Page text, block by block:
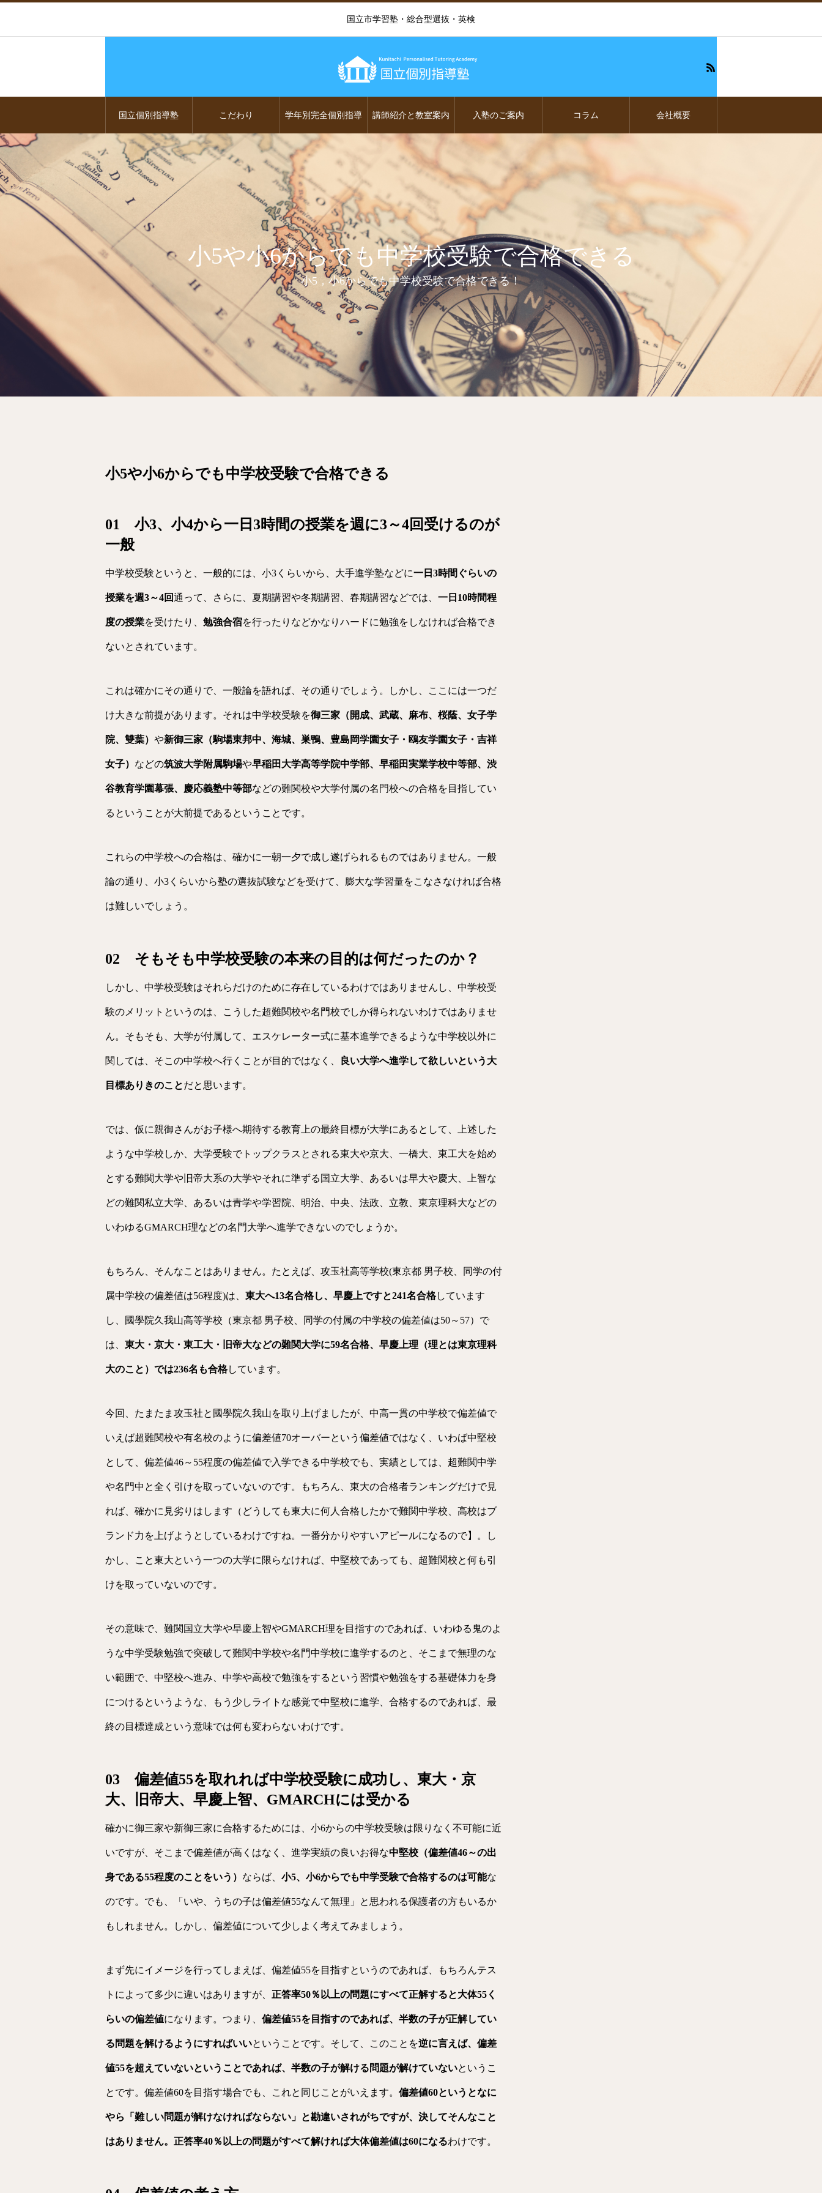
国立市学習塾・総合型選抜・英検
国立個別指導塾 こだわり 学年別完全個別指導 講師紹介と教室案内 入塾のご案内 コラム 会社概要
小5や小6からでも中学校受験で合格できる
小5，小6からでも中学校受験で合格できる！
小5や小6からでも中学校受験で合格できる
01 小3、小4から一日3時間の授業を週に3～4回受けるのが
一般
中学校受験というと、一般的には、小3くらいから、大手進学塾などに一日3時間ぐらいの
授業を週3～4回通って、さらに、夏期講習や冬期講習、春期講習などでは、 一日10時間程
度の授業を受けたり、 勉強合宿を行ったりなどかなりハードに勉強をしなければ合格でき
ないとされています。
これは確かにその通りで、一般論を語れば、その通りでしょう。しかし、ここには一つだ
け大きな前提があります。それは中学校受験を御三家（開成、武蔵、麻布、桜蔭、女子学
院、雙葉） や新御三家（駒場東邦中、海城、巣鴨、豊島岡学園女子・鴎友学園女子・吉祥
女子） などの筑波大学附属駒場や早稲田大学高等学院中学部、早稲田実業学校中等部、渋
谷教育学園幕張、慶応義塾中等部などの難関校や大学付属の名門校への合格を目指してい
るということが大前提であるということです。
これらの中学校への合格は、確かに一朝一夕で成し遂げられるものではありません。一般
論の通り、小3くらいから塾の選抜試験などを受けて、膨大な学習量をこなさなければ合格
は難しいでしょう。
02 そもそも中学校受験の本来の目的は何だったのか？
しかし、中学校受験はそれらだけのために存在しているわけではありませんし、中学校受
験のメリットというのは、こうした超難関校や名門校でしか得られないわけではありませ
ん。そもそも、大学が付属して、エスケレーター式に基本進学できるような中学校以外に
関しては、そこの中学校へ行くことが目的ではなく、 良い大学へ進学して欲しいという大
目標ありきのことだと思います。
では、仮に親御さんがお子様へ期待する教育上の最終目標が大学にあるとして、上述した
ような中学校しか、大学受験でトップクラスとされる東大や京大、一橋大、東工大を始め
とする難関大学や旧帝大系の大学やそれに準ずる国立大学、あるいは早大や慶大、上智な
どの難関私立大学、あるいは青学や学習院、明治、中央、法政、立教、東京理科大などの
いわゆるGMARCH理などの名門大学へ進学できないのでしょうか。
もちろん、そんなことはありません。たとえば、攻玉社高等学校(東京都 男子校、同学の付
属中学校の偏差値は56程度)は、 東大へ13名合格し、早慶上ですと241名合格しています
し、國學院久我山高等学校（東京都 男子校、同学の付属の中学校の偏差値は50～57）で
は、 東大・京大・東工大・旧帝大などの難関大学に59名合格、早慶上理（理とは東京理科
大のこと）では236名も合格しています。
今回、たまたま攻玉社と國學院久我山を取り上げましたが、中高一貫の中学校で偏差値で
いえば超難関校や有名校のように偏差値70オーバーという偏差値ではなく、いわば中堅校
として、偏差値46～55程度の偏差値で入学できる中学校でも、実績としては、超難関中学
や名門中と全く引けを取っていないのです。もちろん、東大の合格者ランキングだけで見
れば、確かに見劣りはします（どうしても東大に何人合格したかで難関中学校、高校はブ
ランド力を上げようとしているわけですね。一番分かりやすいアピールになるので】。し
かし、こと東大という一つの大学に限らなければ、中堅校であっても、超難関校と何も引
けを取っていないのです。
その意味で、難関国立大学や早慶上智やGMARCH理を目指すのであれば、いわゆる鬼のよ
うな中学受験勉強で突破して難関中学校や名門中学校に進学するのと、そこまで無理のな
い範囲で、中堅校へ進み、中学や高校で勉強をするという習慣や勉強をする基礎体力を身
につけるというような、もう少しライトな感覚で中堅校に進学、合格するのであれば、最
終の目標達成という意味では何も変わらないわけです。
03 偏差値55を取れれば中学校受験に成功し、東大・京
大、旧帝大、早慶上智、GMARCHには受かる
確かに御三家や新御三家に合格するためには、小6からの中学校受験は限りなく不可能に近
いですが、そこまで偏差値が高くはなく、進学実績の良いお得な中堅校（偏差値46～の出
身である55程度のことをいう） ならば、 小5、小6からでも中学受験で合格するのは可能な
のです。でも、「いや、うちの子は偏差値55なんて無理」と思われる保護者の方もいるか
もしれません。しかし、偏差値について少しよく考えてみましょう。
まず先にイメージを行ってしまえば、偏差値55を目指すというのであれば、もちろんテス
トによって多少に違いはありますが、 正答率50％以上の問題にすべて正解すると大体55く
らいの偏差値になります。つまり、 偏差値55を目指すのであれば、半数の子が正解してい
る問題を解けるようにすればいいということです。そして、このことを逆に言えば、偏差
値55を超えていないということであれば、半数の子が解ける問題が解けていないというこ
とです。偏差値60を目指す場合でも、これと同じことがいえます。 偏差値60というとなに
やら「難しい問題が解けなければならない」と勘違いされがちですが、決してそんなこと
はありません。正答率40％以上の問題がすべて解ければ大体偏差値は60になるわけです。